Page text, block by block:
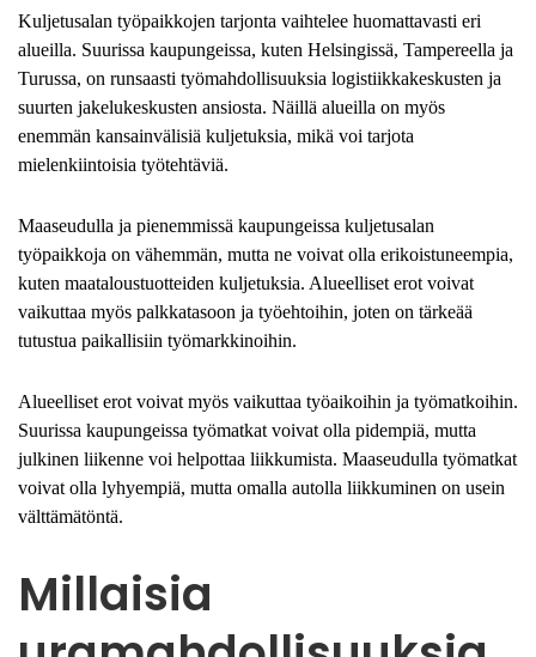
Kuljetusalan työpaikkojen tarjonta vaihtelee huomattavasti eri
alueilla. Suurissa kaupungeissa, kuten Helsingissä, Tampereella ja
Turussa, on runsaasti työmahdollisuuksia logistiikkakeskusten ja
suurten jakelukeskusten ansiosta. Näillä alueilla on myös
enemmän kansainvälisiä kuljetuksia, mikä voi tarjota
mielenkiintoisia työtehtäviä.
Maaseudulla ja pienemmissä kaupungeissa kuljetusalan
työpaikkoja on vähemmän, mutta ne voivat olla erikoistuneempia,
kuten maataloustuotteiden kuljetuksia. Alueelliset erot voivat
vaikuttaa myös palkkatasoon ja työehtoihin, joten on tärkeää
tutustua paikallisiin työmarkkinoihin.
Alueelliset erot voivat myös vaikuttaa työaikoihin ja työmatkoihin.
Suurissa kaupungeissa työmatkat voivat olla pidempiä, mutta
julkinen liikenne voi helpottaa liikkumista. Maaseudulla työmatkat
voivat olla lyhyempiä, mutta omalla autolla liikkuminen on usein
välttämätöntä.
Millaisia